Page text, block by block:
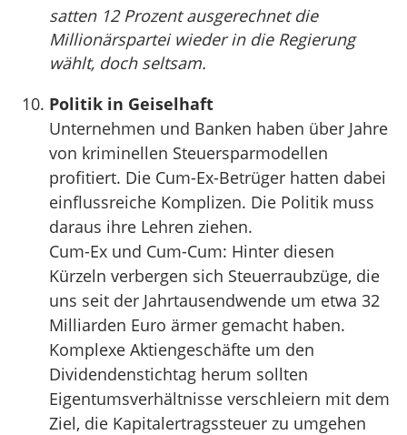
satten 12 Prozent ausgerechnet die
Millionärspartei wieder in die Regierung
wählt, doch seltsam.
Politik in Geiselhaft
Unternehmen und Banken haben über Jahre
von kriminellen Steuersparmodellen
profitiert. Die Cum-Ex-Betrüger hatten dabei
einflussreiche Komplizen. Die Politik muss
daraus ihre Lehren ziehen.
Cum-Ex und Cum-Cum: Hinter diesen
Kürzeln verbergen sich Steuerraubzüge, die
uns seit der Jahrtausendwende um etwa 32
Milliarden Euro ärmer gemacht haben.
Komplexe Aktiengeschäfte um den
Dividendenstichtag herum sollten
Eigentumsverhältnisse verschleiern mit dem
Ziel, die Kapitalertragssteuer zu umgehen